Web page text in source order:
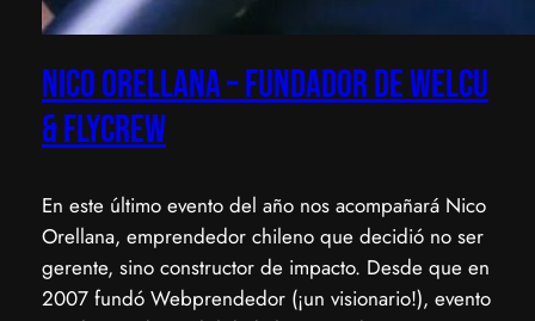
Nico Orellana – Fundador de Welcu
& Flycrew
En este último evento del año nos acompañará Nico
Orellana, emprendedor chileno que decidió no ser
gerente, sino constructor de impacto. Desde que en
2007 fundó Webprendedor (¡un visionario!), evento